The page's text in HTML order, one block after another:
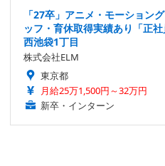
「27卒」アニメ・モーション
ッフ・育休取得実績あり「正
西池袋1丁目
株式会社ELM
東京都
月給25万1,500円～32万円
新卒・インターン